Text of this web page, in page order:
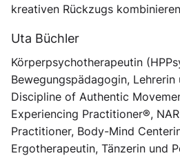
kreativen Rückzugs
Uta Büchler
Körperpsychotherapeutin
Bewegungspädagogin,
Discipline of Authentic
Experiencing Practitioner®,
Practitioner, Body-Mind
Ergotherapeutin, Tänzerin und